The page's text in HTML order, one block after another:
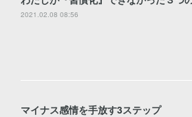
2021.02.08 08:56
マイナス感情を手放す3ステップ